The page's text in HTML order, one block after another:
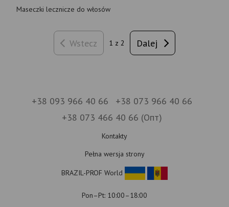
Maseczki lecznicze do włosów
Wstecz 1 z 2 Dalej
+38 093 966 40 66
+38 073 966 40 66
+38 073 466 40 66 (Опт)
Kontakty
Pełna wersja strony
BRAZIL-PROF World
Pon–Pt: 10:00–18:00